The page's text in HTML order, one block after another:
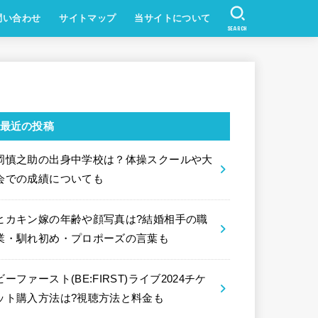
い合わせ サイトマップ 当サイトについて
SEARCH
最近の投稿
慎之助の出身中学校は？体操スクールや大
での成績についても
カキン嫁の年齢や顔写真は?結婚相手の職
・馴れ初め・プロポーズの言葉も
ーファースト(BE:FIRST)ライブ2024チケ
ト購入方法は?視聴方法と料金も